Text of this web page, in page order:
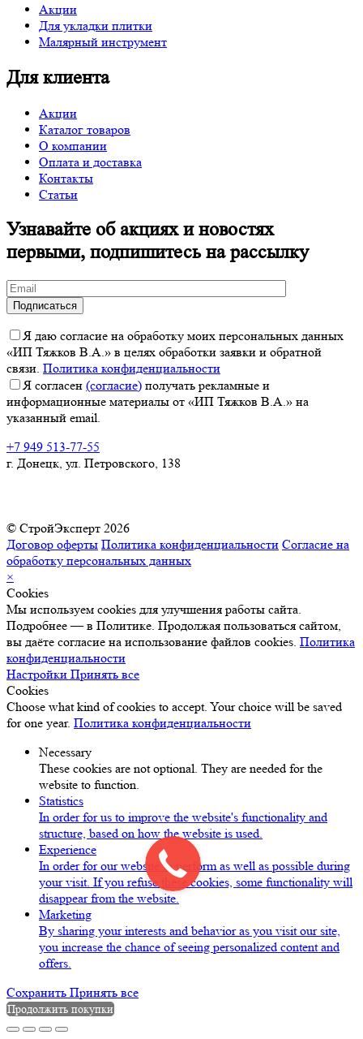
Акции
Для укладки плитки
Малярный инструмент
Для клиента
Акции
Каталог товаров
О компании
Оплата и доставка
Контакты
Статьи
Узнавайте об акциях и новостях
первыми, подпишитесь на рассылку
Я даю согласие на обработку моих персональных данных
«ИП Тяжков В.А.» в целях обработки заявки и обратной
связи. Политика конфиденциальности
Я согласен (согласие) получать рекламные и
информационные материалы от «ИП Тяжков В.А.» на
указанный email.
+7 949 513-77-55
г. Донецк, ул. Петровского, 138
© СтройЭксперт 2026
Договор оферты Политика конфиденциальности Согласие на
обработку персональных данных
×
Cookies
Мы используем cookies для улучшения работы сайта.
Подробнее — в Политике. Продолжая пользоваться сайтом,
вы даёте согласие на использование файлов cookies. Политика
конфиденциальности
Настройки Принять все
Cookies
Choose what kind of cookies to accept. Your choice will be saved
for one year. Политика конфиденциальности
Necessary
These cookies are not optional. They are needed for the
website to function.
Statistics
In order for us to improve the website's functionality and
structure, based on how the website is used.
Experience
In order for our website to perform as well as possible during
your visit. If you refuse these cookies, some functionality will
disappear from the website.
Marketing
By sharing your interests and behavior as you visit our site,
you increase the chance of seeing personalized content and
offers.
Сохранить Принять все
Продолжить покупки